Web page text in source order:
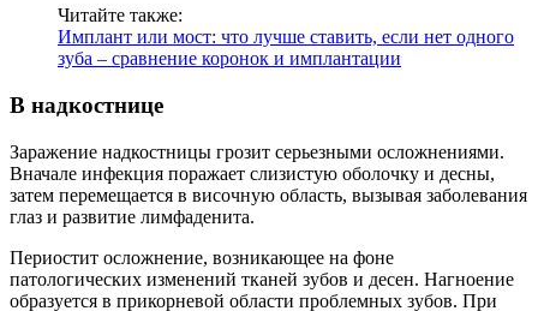
Читайте также:
Имплант или мост: что лучше ставить, если нет одного
зуба – сравнение коронок и имплантации
В надкостнице
Заражение надкостницы грозит серьезными осложнениями.
Вначале инфекция поражает слизистую оболочку и десны,
затем перемещается в височную область, вызывая заболевания
глаз и развитие лимфаденита.
Периостит осложнение, возникающее на фоне
патологических изменений тканей зубов и десен. Нагноение
образуется в прикорневой области проблемных зубов. При